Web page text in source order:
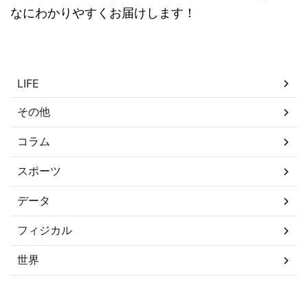
なにわかりやすくお届けします！
LIFE
その他
コラム
スポーツ
データ
フィジカル
世界